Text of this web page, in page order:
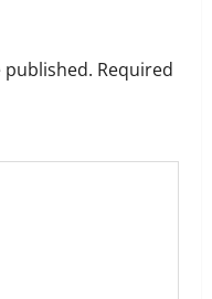
published. Required